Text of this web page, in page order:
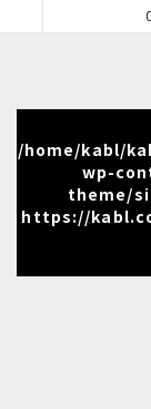
/home/kabl/
wp-
theme/
https://